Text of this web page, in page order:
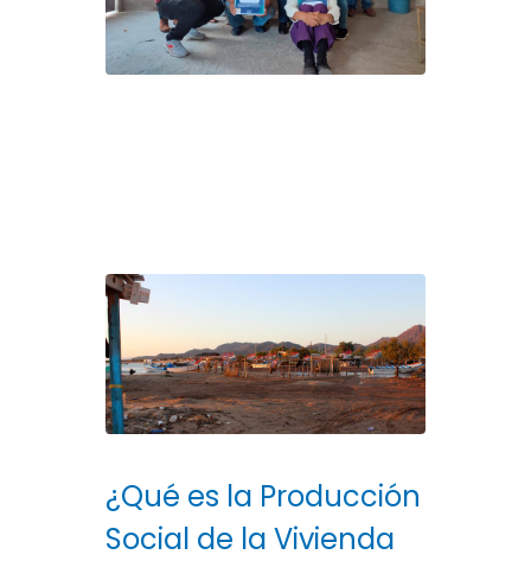
¿Qué es la Producción
Social de la Vivienda